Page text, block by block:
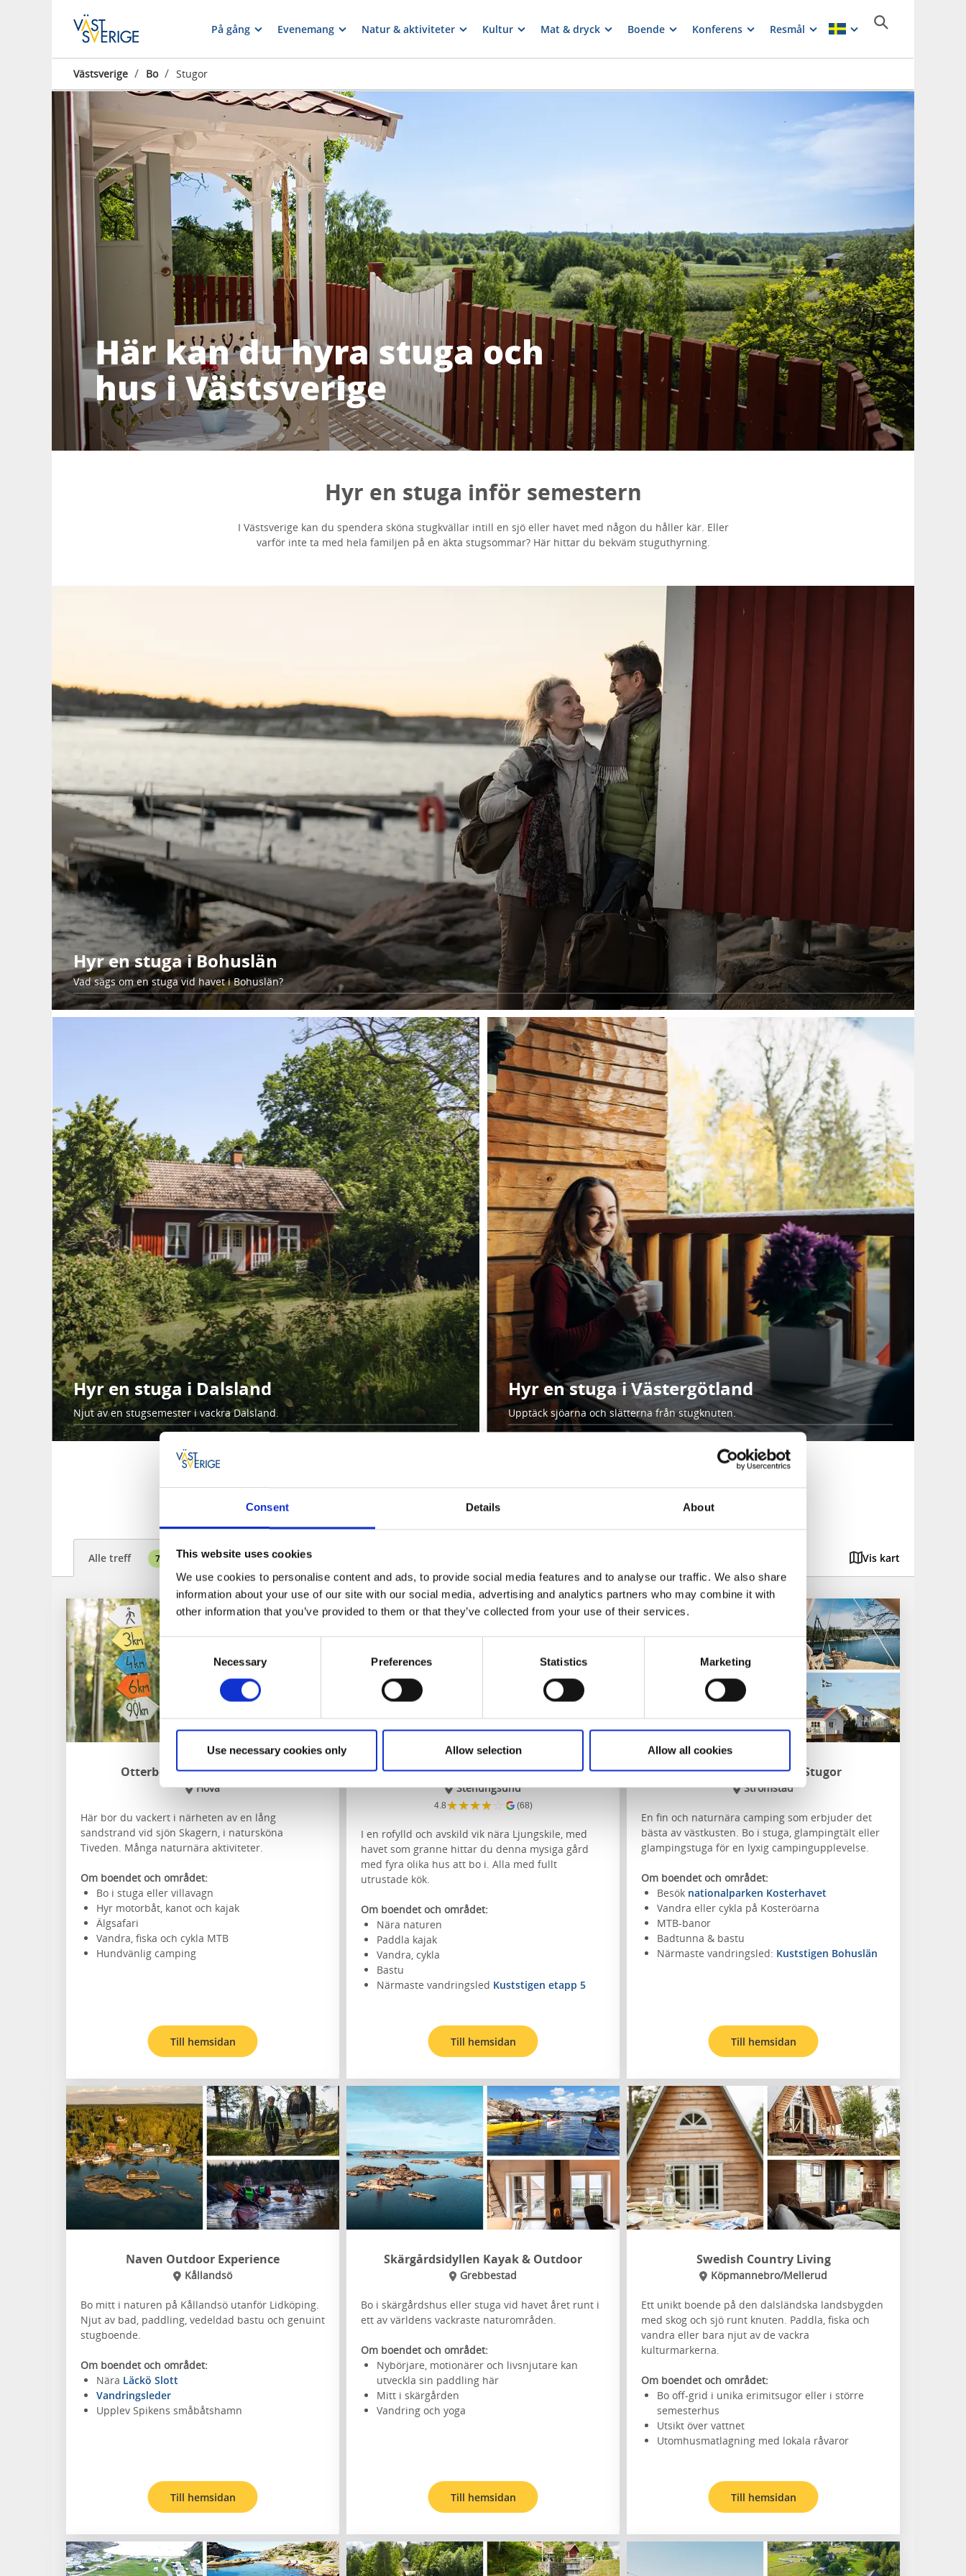
Consent Details About
This website uses cookies
We use cookies to personalise content and ads, to provide social media features and to analyse our traffic. We also share
information about your use of our site with our social media, advertising and analytics partners who may combine it with
other information that you’ve provided to them or that they’ve collected from your use of their services.
Consent
Selection
Necessary Preferences Statistics Marketing
Use necessary cookies only Allow selection Allow all cookies
På gång Evenemang Natur & aktiviteter Kultur Mat & dryck Boende Konferens Resmål
Västsverige / Bo / Stugor
Här kan du hyra stuga och
hus i Västsverige
Hyr en stuga inför semestern
I Västsverige kan du spendera sköna stugkvällar intill en sjö eller havet med någon du håller kär. Eller
varför inte ta med hela familjen på en äkta stugsommar? Här hittar du bekväm stuguthyrning.
Hyr en stuga i Bohuslän
Vad sägs om en stuga vid havet i Bohuslän?
Hyr en stuga i Dalsland
Njut av en stugsemester i vackra Dalsland.
Hyr en stuga i Västergötland
Upptäck sjöarna och slätterna från stugknuten.
Sök bland alla stugor och stugbyar
Alle treff 79 Vis kart
Otterbergets Bad & Camping
Hova
Här bor du vackert i närheten av en lång
sandstrand vid sjön Skagern, i natursköna
Tiveden. Många naturnära aktiviteter.
Om boendet och området:
Bo i stuga eller villavagn
Hyr motorbåt, kanot och kajak
Älgsafari
Vandra, fiska och cykla MTB
Hundvänlig camping
Till hemsidan
Hällesdalens Gård
Stenungsund
4.8★★★★☆ (68)
I en rofylld och avskild vik nära Ljungskile, med
havet som granne hittar du denna mysiga gård
med fyra olika hus att bo i. Alla med fullt
utrustade kök.
Om boendet och området:
Nära naturen
Paddla kajak
Vandra, cykla
Bastu
Närmaste vandringsled Kuststigen etapp 5
Till hemsidan
Lagunen Camping & Stugor
Strömstad
En fin och naturnära camping som erbjuder det
bästa av västkusten. Bo i stuga, glampingtält eller
glampingstuga för en lyxig campingupplevelse.
Om boendet och området:
Besök nationalparken Kosterhavet
Vandra eller cykla på Kosteröarna
MTB-banor
Badtunna & bastu
Närmaste vandringsled: Kuststigen Bohuslän
Till hemsidan
Naven Outdoor Experience
Kållandsö
Bo mitt i naturen på Kållandsö utanför Lidköping.
Njut av bad, paddling, vedeldad bastu och genuint
stugboende.
Om boendet och området:
Nära Läckö Slott
Vandringsleder
Upplev Spikens småbåtshamn
Till hemsidan
Skärgårdsidyllen Kayak & Outdoor
Grebbestad
Bo i skärgårdshus eller stuga vid havet året runt i
ett av världens vackraste naturområden.
Om boendet och området:
Nybörjare, motionärer och livsnjutare kan
utveckla sin paddling här
Mitt i skärgården
Vandring och yoga
Till hemsidan
Swedish Country Living
Köpmannebro/Mellerud
Ett unikt boende på den dalsländska landsbygden
med skog och sjö runt knuten. Paddla, fiska och
vandra eller bara njut av de vackra
kulturmarkerna.
Om boendet och området:
Bo off-grid i unika erimitsugor eller i större
semesterhus
Utsikt över vattnet
Utomhusmatlagning med lokala råvaror
Till hemsidan